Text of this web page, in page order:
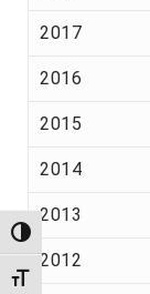
Alternar alto
Alternar tamanho
2017
2016
2015
2014
2013
2012